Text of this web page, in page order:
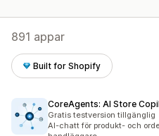
891 appar
Built for Shopify
CoreAgents: AI Store
Gratis testversion tillgänglig
AI-chatt för produkt- och